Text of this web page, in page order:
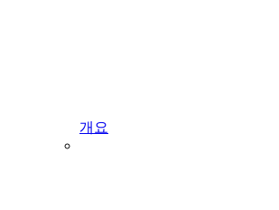
개요